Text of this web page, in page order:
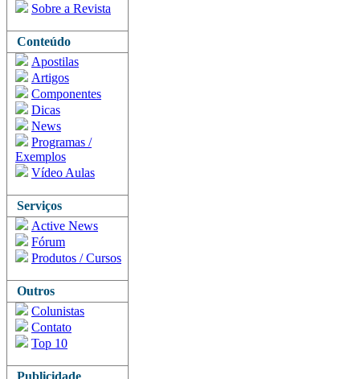
Sobre a Revista
Conteúdo
Apostilas
Artigos
Componentes
Dicas
News
Programas /
Exemplos
Vídeo Aulas
Serviços
Active News
Fórum
Produtos / Cursos
Outros
Colunistas
Contato
Top 10
Publicidade